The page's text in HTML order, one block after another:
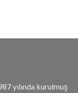
yılında kurulmuş